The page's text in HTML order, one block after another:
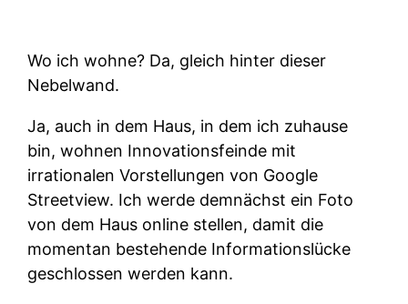
Wo ich wohne? Da, gleich hinter dieser
Nebelwand.
Ja, auch in dem Haus, in dem ich zuhause
bin, wohnen Innovationsfeinde mit
irrationalen Vorstellungen von Google
Streetview. Ich werde demnächst ein Foto
von dem Haus online stellen, damit die
momentan bestehende Informationslücke
geschlossen werden kann.